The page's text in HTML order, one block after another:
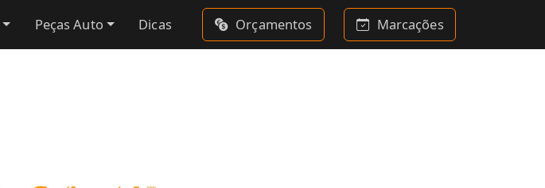
Peças Auto Dicas Orçamentos Marcações